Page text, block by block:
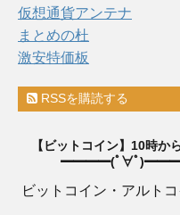
仮想通貨アンテナ
まとめの杜
激安特価板
RSSを購読する
【ビットコイン】10時か
━━━━(ﾟ∀ﾟ)━━━━!!
ビットコイン・アルト